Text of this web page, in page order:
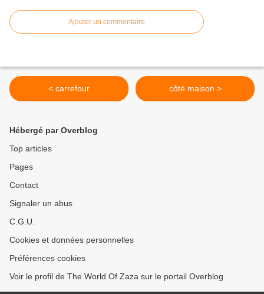
Ajouter un commentaire
< carrefour côté maison >
Hébergé par Overblog
Top articles
Pages
Contact
Signaler un abus
C.G.U.
Cookies et données personnelles
Préférences cookies
Voir le profil de The World Of Zaza sur le portail Overblog